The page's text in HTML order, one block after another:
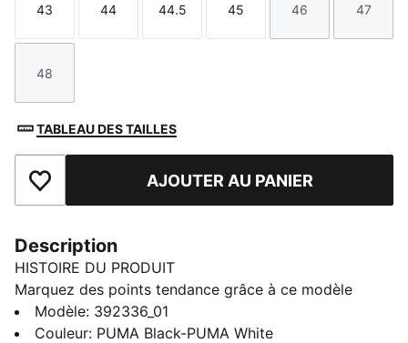
Taille
43
Taille
44
Taille
44.5
Taille
45
Taille
46
Taille
47
Taille
48
TABLEAU DES TAILLES
Ajouter aux favorisAJOUTER AU PANIER
Description
HISTOIRE DU PRODUIT
Marquez des points tendance grâce à ce modèle
inspiré du monde du tennis, conçu pour être votre
meilleur partenaire au quotidien. Elles sont conçues
Modèle: 392336_01
Couleur: PUMA Black-PUMA White